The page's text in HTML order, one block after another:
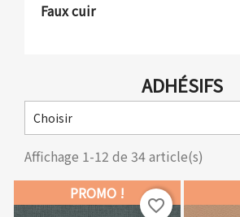
Faux cuir
ADHÉSIFS
Choisir
Affichage 1-12 de 34 article(s)
PROMO !
favorite_border